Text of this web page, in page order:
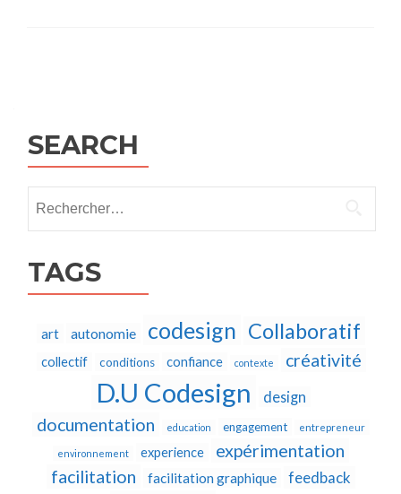
SEARCH
TAGS
art autonomie codesign Collaboratif
collectif conditions confiance contexte créativité
D.U Codesign design
documentation education engagement entrepreneur
environnement experience
expérimentation
facilitation
facilitation graphique feedback